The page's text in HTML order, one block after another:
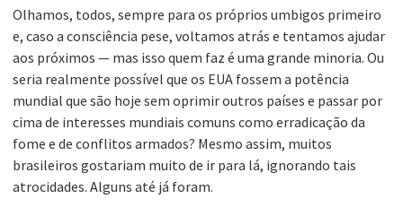
Olhamos, todos, sempre para os próprios umbigos primeiro
e, caso a consciência pese, voltamos atrás e tentamos ajudar
aos próximos — mas isso quem faz é uma grande minoria. Ou
seria realmente possível que os EUA fossem a potência
mundial que são hoje sem oprimir outros países e passar por
cima de interesses mundiais comuns como erradicação da
fome e de conflitos armados? Mesmo assim, muitos
brasileiros gostariam muito de ir para lá, ignorando tais
atrocidades. Alguns até já foram.